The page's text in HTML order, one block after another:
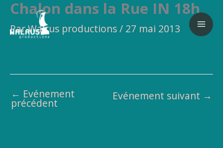
Aller
contenu
Chalon dans la Rue IN 18h
ParWalrus productions/ 27 mai 2013
← Evénement
précédent
Evénement suivant →